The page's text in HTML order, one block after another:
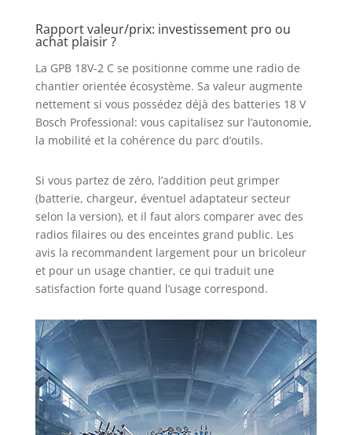
Rapport valeur/prix: investissement pro ou
achat plaisir ?
La GPB 18V-2 C se positionne comme une radio de
chantier orientée écosystème. Sa valeur augmente
nettement si vous possédez déjà des batteries 18 V
Bosch Professional: vous capitalisez sur l’autonomie,
la mobilité et la cohérence du parc d’outils.
Si vous partez de zéro, l’addition peut grimper
(batterie, chargeur, éventuel adaptateur secteur
selon la version), et il faut alors comparer avec des
radios filaires ou des enceintes grand public. Les
avis la recommandent largement pour un bricoleur
et pour un usage chantier, ce qui traduit une
satisfaction forte quand l’usage correspond.